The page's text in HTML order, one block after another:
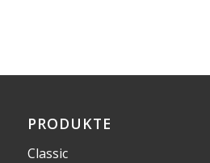
PRODUKTE
Classic